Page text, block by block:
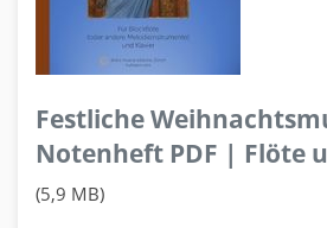
Festliche
Notenheft PDF | Flöte
(5,9 MB)